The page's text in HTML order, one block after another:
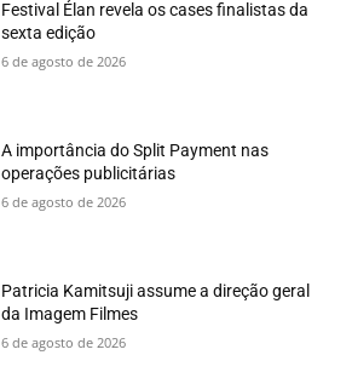
Festival Élan revela os cases finalistas da
sexta edição
6 de agosto de 2026
A importância do Split Payment nas
operações publicitárias
6 de agosto de 2026
Patricia Kamitsuji assume a direção geral
da Imagem Filmes
6 de agosto de 2026